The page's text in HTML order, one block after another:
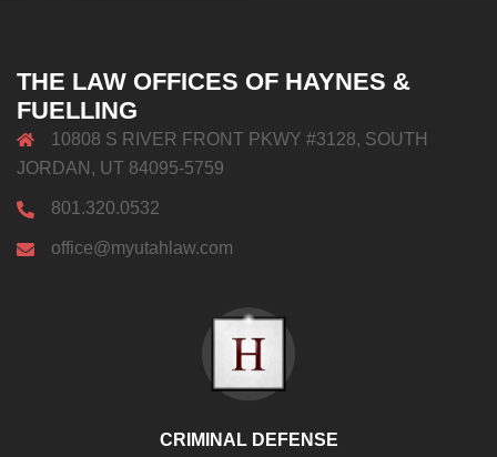
THE LAW OFFICES OF HAYNES &
FUELLING
10808 S RIVER FRONT PKWY #3128, SOUTH
JORDAN, UT 84095-5759
801.320.0532
office@myutahlaw.com
CRIMINAL DEFENSE